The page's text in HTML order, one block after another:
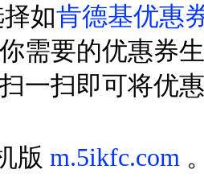
如肯德基优惠
你需要的优惠券
一扫即可将优
版 m.5ikfc.com